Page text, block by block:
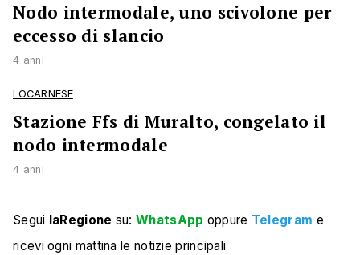
Nodo intermodale, uno scivolone per
eccesso di slancio
4 anni
LOCARNESE
Stazione Ffs di Muralto, congelato il
nodo intermodale
4 anni
Segui laRegione su:WhatsApp oppure Telegram e
ricevi ogni mattina le notizie principali